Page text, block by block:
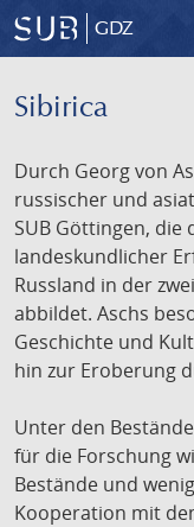
GDZ
Sibirica
Durch Georg von
russischer und
SUB Göttingen, die
landeskundlicher
Russland in der
abbildet. Aschs
Geschichte und
hin zur Eroberung
Unter den
für die Forschung
Bestände und
Kooperation mit